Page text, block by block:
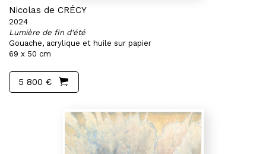
Nicolas de CRÉCY
2024
Lumière de fin d'été
Gouache, acrylique et huile sur papier
69 x 50 cm
5 800 €